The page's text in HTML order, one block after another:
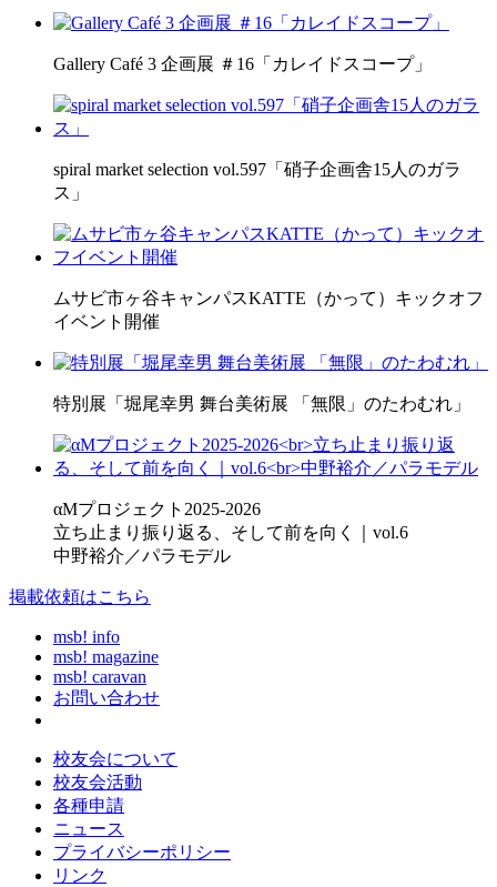
Gallery Café 3 企画展 ＃16「カレイドスコープ」
spiral market selection vol.597「硝子企画舎15人のガラ
ス」
ムサビ市ヶ谷キャンパスKATTE（かって）キックオフ
イベント開催
特別展「堀尾幸男 舞台美術展 「無限」のたわむれ」
αMプロジェクト2025-2026
立ち止まり振り返る、そして前を向く｜vol.6
中野裕介／パラモデル
掲載依頼はこちら
msb! info
msb! magazine
msb! caravan
お問い合わせ
校友会について
校友会活動
各種申請
ニュース
プライバシーポリシー
リンク